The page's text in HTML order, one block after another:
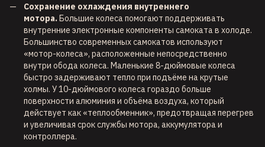
Сохранение охлаждения внутреннего
мотора.Большие колеса помогают поддерживать
внутренние электронные компоненты самоката в холоде.
Большинство современных самокатов используют
«мотор-колеса», расположенные непосредственно
внутри обода колеса. Маленькие 8-дюймовые колеса
быстро задерживают тепло при подъёме на крутые
холмы. У 10-дюймового колеса гораздо больше
поверхности алюминия и объёма воздуха, который
действует как «теплообменник», предотвращая перегрев
и увеличивая срок службы мотора, аккумулятора и
контроллера.